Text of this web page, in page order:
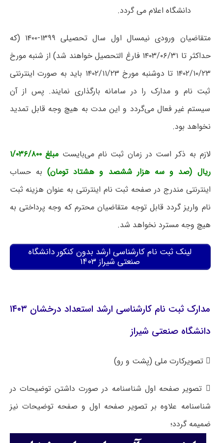
دانشگاه اعلام می گردد.
متقاضیان ورودی نیمسال اول سال تحصیلی ۱۳۹۹-۱۴۰۰ (که
حداکثر تا ۱۴۰۳/۰۶/۳۱ فارغ التحصیل خواهند شد) از شنبه مورخ
۱۴۰۲/۱۰/۲۳ تا دوشنبه مورخ ۱۴۰۲/۱۱/۲۳ باید به صورت اینترنتی
ثبت نام و مدارک را در سامانه بارگذاری نمایند. پس از آن
سیستم غیر فعال می‌گردد و این مدت به هیچ وجه قابل تمدید
نخواهد بود.
لازم به ذکر است در زمان ثبت نام می‌بایست
مبلغ ۱/۰۳۶/۸۰۰
ریال (صد و سه هزار ششصد و هشتاد تومان) به حساب
اینترنتی مندرج در صفحه ثبت نام اینترنتی به عنوان هزینه ثبت
نام واریز گردد قابل توجه متقاضیان محترم که وجه پرداختی به
هیچ وجه مسترد نخواهد شد.
لینک ثبت نام کارشناسی ارشد بدون کنکور دانشگاه
صنعتی شیراز ۱۴۰۳
مدارک ثبت نام کارشناسی ارشد استعداد درخشان ۱۴۰۳
دانشگاه صنعتی شیراز
 تصویرکارت ملی (پشت و رو)
 تصویر صفحه اول شناسنامه در صورت داشتن توضیحات در
شناسنامه علاوه بر تصویر صفحه اول و صفحه توضیحات نیز
ضمیمه گردد؛